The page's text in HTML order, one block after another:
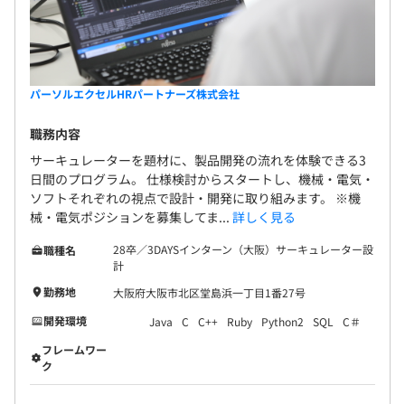
パーソルエクセルHRパートナーズ株式会社
職務内容
サーキュレーターを題材に、製品開発の流れを体験できる3
日間のプログラム。 仕様検討からスタートし、機械・電気・
ソフトそれぞれの視点で設計・開発に取り組みます。 ※機
械・電気ポジションを募集してま... 詳しく見る
職種名
28卒／3DAYSインターン（大阪）サーキュレーター設
計
勤務地
大阪府大阪市北区堂島浜一丁目1番27号
開発環境
Java C C++ Ruby Python2 SQL
C＃
フレームワー
ク